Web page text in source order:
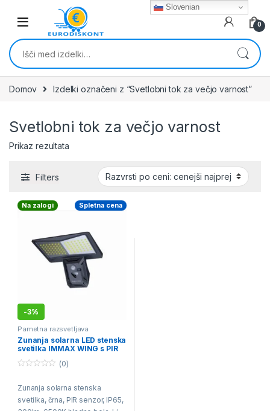
Skip to navigation
0
Išči:
Domov Izdelki označeni z “Svetlobni tok za večjo varnost”
Svetlobni tok za večjo varnost
Prikaz rezultata
Filters
Na zalogi
-3%
Spletna cena
Pametna razsvetljava
Zunanja solarna LED stenska
svetilka IMMAX WING s PIR
u
o
(0)
Zunanja solarna stenska
svetilka, črna, PIR senzor, IP65,
Slovenian